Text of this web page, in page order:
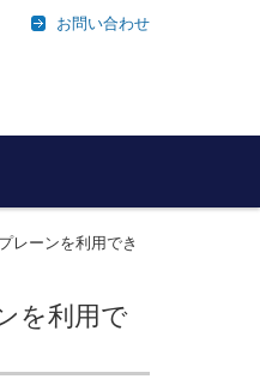
お問い合わせ
レーンを利用でき
を利用で